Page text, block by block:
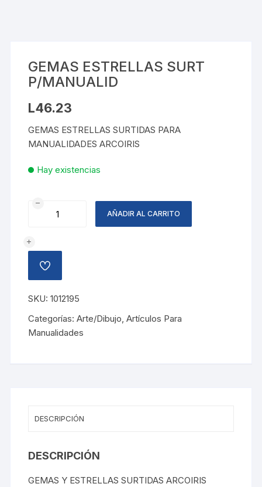
GEMAS ESTRELLAS SURT
P/MANUALID
L46.23
GEMAS ESTRELLAS SURTIDAS PARA
MANUALIDADES ARCOIRIS
Hay existencias
GEMAS
ESTRELLAS
P/MANUALID
cantidad
AÑADIR AL CARRITO
AÑADIR
A
LISTA
DE
DESEOS
SKU:1012195
Categorías:Arte/Dibujo,Artículos Para
Manualidades
DESCRIPCIÓN
DESCRIPCIÓN
GEMAS Y ESTRELLAS SURTIDAS ARCOIRIS